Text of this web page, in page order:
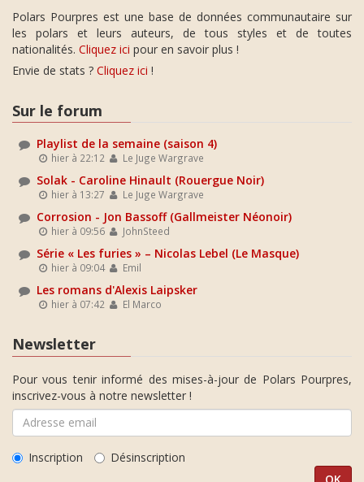
Polars Pourpres est une base de données communautaire sur
les polars et leurs auteurs, de tous styles et de toutes
nationalités. Cliquez ici pour en savoir plus !
Envie de stats ? Cliquez ici !
Sur le forum
Playlist de la semaine (saison 4)
hier à 22:12 Le Juge Wargrave
Solak - Caroline Hinault (Rouergue Noir)
hier à 13:27 Le Juge Wargrave
Corrosion - Jon Bassoff (Gallmeister Néonoir)
hier à 09:56 JohnSteed
Série « Les furies » – Nicolas Lebel (Le Masque)
hier à 09:04 Emil
Les romans d'Alexis Laipsker
hier à 07:42 El Marco
Newsletter
Pour vous tenir informé des mises-à-jour de Polars Pourpres,
inscrivez-vous à notre newsletter !
Inscription Désinscription